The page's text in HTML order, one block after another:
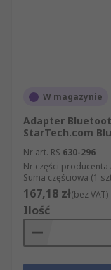
W magazynie
Adapter
StarTech.com
Nr art. RS 630-296
Nr części producenta
Suma częściowa (1
167,18 zł(bez VAT)
Ilość